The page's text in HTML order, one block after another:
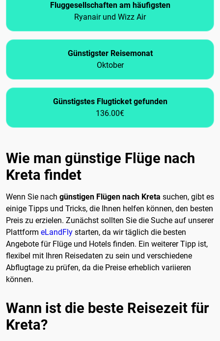
Fluggesellschaften am häufigsten
Ryanair und Wizz Air
Günstigster Reisemonat
Oktober
Günstigstes Flugticket gefunden
136.00€
Wie man günstige Flüge nach
Kreta findet
Wenn Sie nach günstigen Flügen nach Kreta suchen, gibt es
einige Tipps und Tricks, die Ihnen helfen können, den besten
Preis zu erzielen. Zunächst sollten Sie die Suche auf unserer
Plattform eLandFly starten, da wir täglich die besten
Angebote für Flüge und Hotels finden. Ein weiterer Tipp ist,
flexibel mit Ihren Reisedaten zu sein und verschiedene
Abflugtage zu prüfen, da die Preise erheblich variieren
können.
Wann ist die beste Reisezeit für
Kreta?